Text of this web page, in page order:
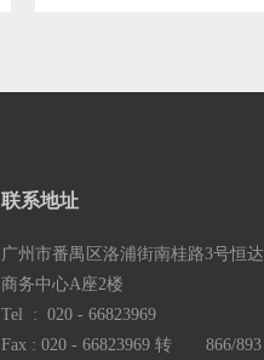
联系地址
广州市番禺区洛浦街南桂路3号恒达
商务中心A座2楼
Tel : 020 - 66823969
Fax : 020 - 66823969 转 866/893